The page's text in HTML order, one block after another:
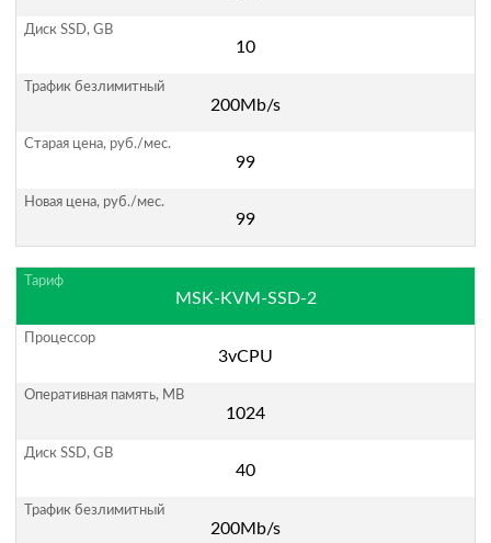
10
200Mb/s
99
99
MSK-KVM-SSD-2
3vCPU
1024
40
200Mb/s